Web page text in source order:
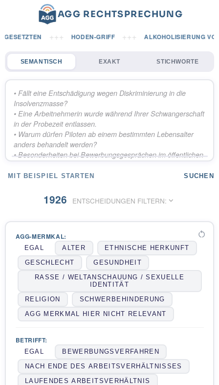
AGG RECHTSPRECHUNG
+++ HODEN-GRIFF +++ ALKOHOLISIERUNG
SEMANTISCH EXAKT STICHWORTE
MIT BEISPIEL STARTEN SUCHEN
1926 ENTSCHEIDUNGEN FILTERN: keyboard_arrow_down
restart_alt
AGG-MERMKAL:
EGAL ALTER
ETHNISCHE HERKUNFT
GESCHLECHT
GESUNDHEIT
RASSE / WELTANSCHAUUNG / SEXUELLE
IDENTITÄT
RELIGION
SCHWERBEHINDERUNG
AGG MERKMAL HIER NICHT RELEVANT
BETRIFFT:
EGAL
BEWERBUNGSVERFAHREN
NACH ENDE DES ARBEITSVERHÄLTNISSES
LAUFENDES ARBEITSVERHÄLTNIS